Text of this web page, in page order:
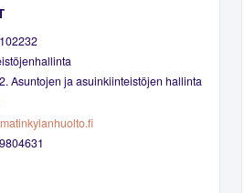
Asuntojen ja asuinkiinteistöjen hallinta